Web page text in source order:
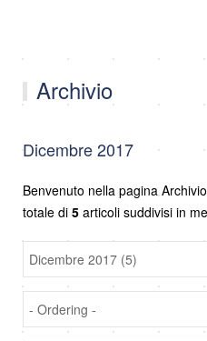
Archivio
Dicembre 2017
Benvenuto nella pagina
totale di 5 articoli suddivisi in